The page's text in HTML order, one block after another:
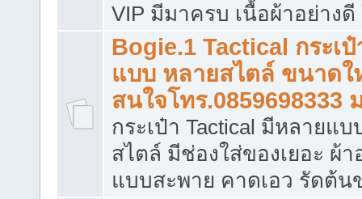
VIP มีมาครบ เนื้อผ้าอย่างดี
Bogie.1 Tactical กระเ
แบบ หลายสไตล์ ขนาดใ
สนใจโทร.0859698333
กระเป๋า Tactical มีหลายแ
สไตล์ มีช่องใส่ของเยอะ ผ้
แบบสะพาย คาดเอว รัดต้น